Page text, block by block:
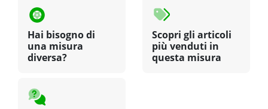
Hai bisogno di
una misura
diversa?
Scopri gli articoli
più venduti in
questa misura